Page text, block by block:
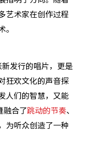
艺术家在创作过程
发行的唱片，更是
狂欢文化的声音探
人们的智慧，又能
融合了跳动的节奏、
为听众创造了一种